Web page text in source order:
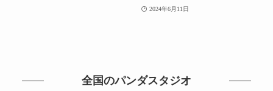
2024年6月11日
全国のパンダスタジオ